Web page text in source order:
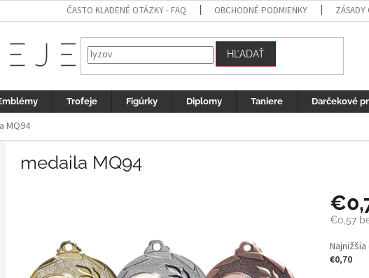
ČASTO KLADENÉ OTÁZKY - FAQ OBCHODNÉ PODMIENKY
HĽADAŤ
Trofeje Figúrky Diplomy Taniere Darčekové
MQ94
medaila MQ94
€0,57
cena:
€0,70